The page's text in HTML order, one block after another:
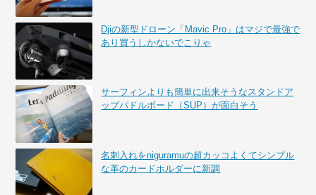
Djiの新型ドローン「Mavic Pro」はマジで最強で
あり買うしかないでこりゃ
サーフィンよりも簡単に出来そうなスタンドア
ップパドルボード（SUP）が面白そう
名刺入れをniguramuの超カッコよくてシンプル
な革のカードホルダーに新調